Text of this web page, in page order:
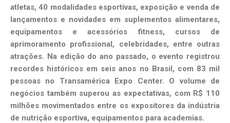
atletas, 40 modalidades esportivas, exposição e venda de
lançamentos e novidades em suplementos alimentares,
equipamentos e acessórios fitness, cursos de
aprimoramento profissional, celebridades, entre outras
atrações. Na edição do ano passado, o evento registrou
recordes históricos em seis anos no Brasil, com 83 mil
pessoas no Transamérica Expo Center. O volume de
negócios também superou as expectativas, com R$ 110
milhões movimentados entre os expositores da indústria
de nutrição esportiva, equipamentos para academias.